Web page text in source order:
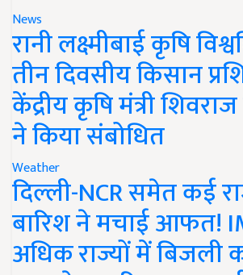
News
रानी लक्ष्मीबाई कृषि
तीन दिवसीय किसान
केंद्रीय कृषि मंत्री
ने किया संबोधित
Weather
दिल्ली-NCR समेत कई
बारिश ने मचाई आफत!
अधिक राज्यों में